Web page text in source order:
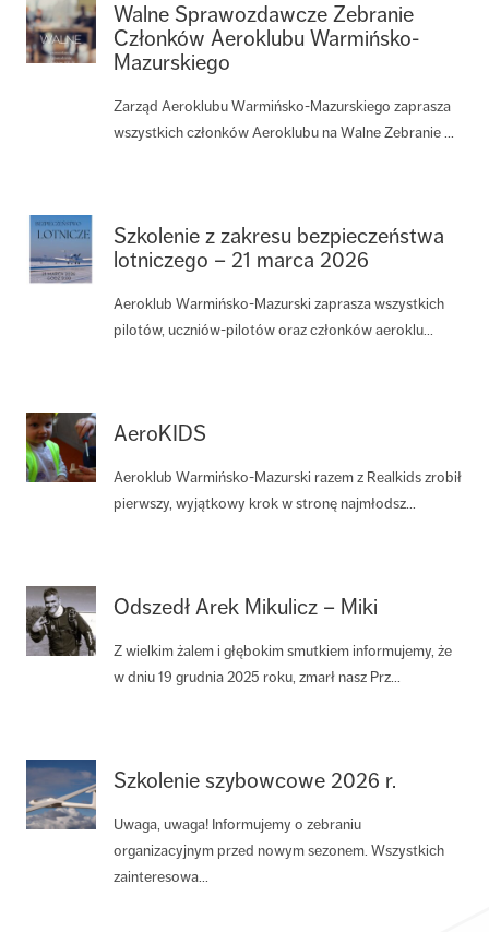
Walne Sprawozdawcze Zebranie
Członków Aeroklubu Warmińsko-
Mazurskiego
Zarząd Aeroklubu Warmińsko-Mazurskiego zaprasza
wszystkich członków Aeroklubu na Walne Zebranie ...
Szkolenie z zakresu bezpieczeństwa
lotniczego – 21 marca 2026
Aeroklub Warmińsko-Mazurski zaprasza wszystkich
pilotów, uczniów-pilotów oraz członków aeroklu...
AeroKIDS
Aeroklub Warmińsko-Mazurski razem z Realkids zrobił
pierwszy, wyjątkowy krok w stronę najmłodsz...
Odszedł Arek Mikulicz – Miki
Z wielkim żalem i głębokim smutkiem informujemy, że
w dniu 19 grudnia 2025 roku, zmarł nasz Prz...
Szkolenie szybowcowe 2026 r.
Uwaga, uwaga! Informujemy o zebraniu
organizacyjnym przed nowym sezonem. Wszystkich
zainteresowa...